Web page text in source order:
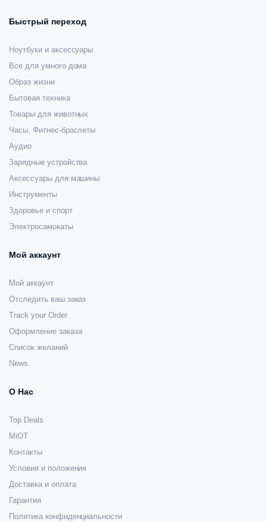
Быстрый переход
Ноутбуки и аксессуары
Все для умного дома
Образ жизни
Бытовая техника
Товары для животных
Часы, Фитнес-браслеты
Аудио
Зарядные устройства
Аксессуары для машины
Инструменты
Здоровье и спорт
Электросамокаты
Мой аккаунт
Мой аккаунт
Отследить ваш заказ
Track your Order
Оформление заказа
Список желаний
News
О Нас
Top Deals
MiOT
Контакты
Условия и положения
Доставка и оплата
Гарантия
Политика конфиденциальности